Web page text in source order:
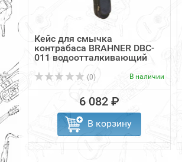
Кейс для смычка
контрабаса BRAHNER DBC-
011 водоотталкивающий
(0) В наличии
6 082 ₽
В корзину